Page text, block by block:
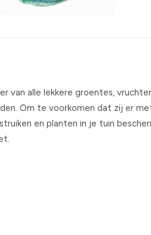
van alle lekkere groentes,
Om te voorkomen dat zij er
en planten in je tuin